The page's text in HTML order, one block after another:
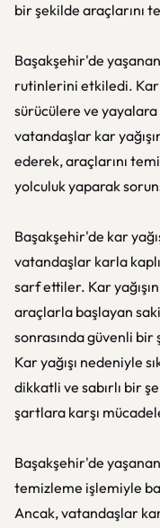
bir şekilde araçlarını
Başakşehir'de
rutinlerini etkiledi.
sürücülere ve
vatandaşlar kar
ederek, araçlarını
yolculuk yaparak
Başakşehir'de kar
vatandaşlar karla
sarf ettiler. Kar
araçlarla başlayan
sonrasında güvenli
Kar yağışı nedeniyle
dikkatli ve sabırlı bir
şartlara karşı
Başakşehir'de
temizleme işlemiyle
Ancak, vatandaşlar kar